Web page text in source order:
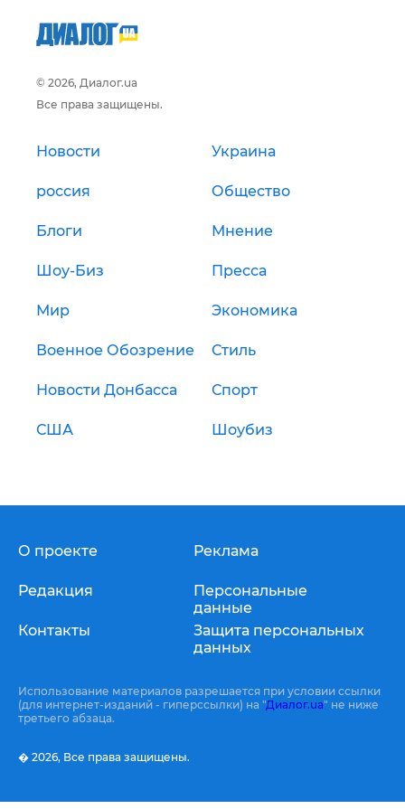
© 2026, Диалог.ua
Все права защищены.
Новости Украина
россия Общество
Блоги Мнение
Шоу-Биз Пресса
Мир Экономика
Военное Обозрение Стиль
Новости Донбасса Спорт
США Шоубиз
О проекте
Редакция
Контакты
Реклама
Персональные
данные
Защита персональных
данных
Использование материалов разрешается при условии ссылки
(для интернет-изданий - гиперссылки) на "Диалог.ua" не ниже
третьего абзаца.
� 2026, Все права защищены.